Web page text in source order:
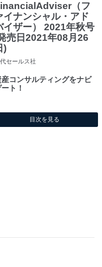
（フ
イナンシャル・アド
イザー） 2021年秋号
売日2021年08月26
)
セールス社
産コンサルティングをナビ
ト！
目次を見る